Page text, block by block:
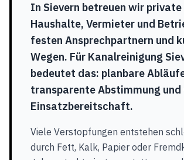
In Sievern betreuen wir private
Haushalte, Vermieter und
festen Ansprechpartnern und
Wegen. Für Kanalreinigung
bedeutet das: planbare
transparente Abstimmung und
Einsatzbereitschaft.
Viele Verstopfungen entstehen
durch Fett, Kalk, Papier oder